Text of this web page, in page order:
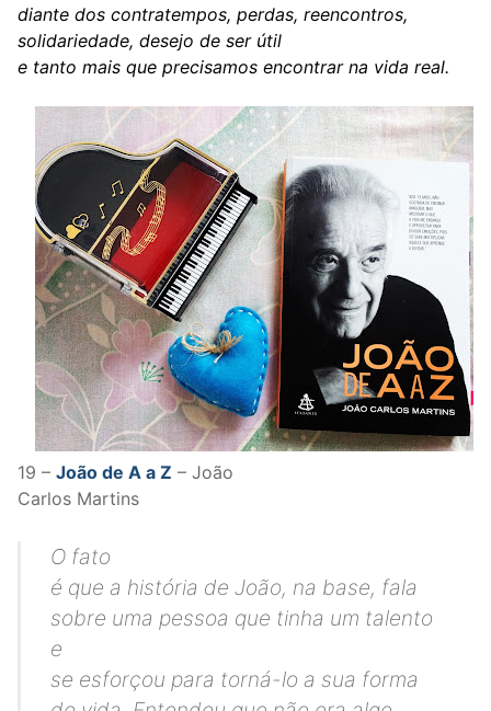
diante dos contratempos, perdas, reencontros,
solidariedade, desejo de ser útil
e tanto mais que precisamos encontrar na vida real.
19 – João de A a Z – João
Carlos Martins
O fato
é que a história de João, na base, fala
sobre uma pessoa que tinha um talento
e
se esforçou para torná-lo a sua forma